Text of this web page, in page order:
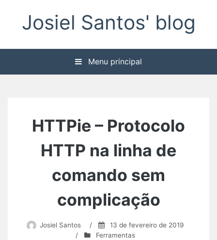
Josiel Santos' blog
Menu principal
HTTPie – Protocolo
HTTP na linha de
comando sem
complicação
Josiel Santos /
13 de fevereiro de 2019
/
Ferramentas